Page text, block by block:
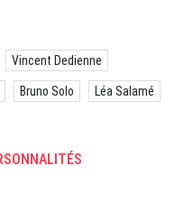
Vincent Dedienne
Bruno Solo Léa Salamé